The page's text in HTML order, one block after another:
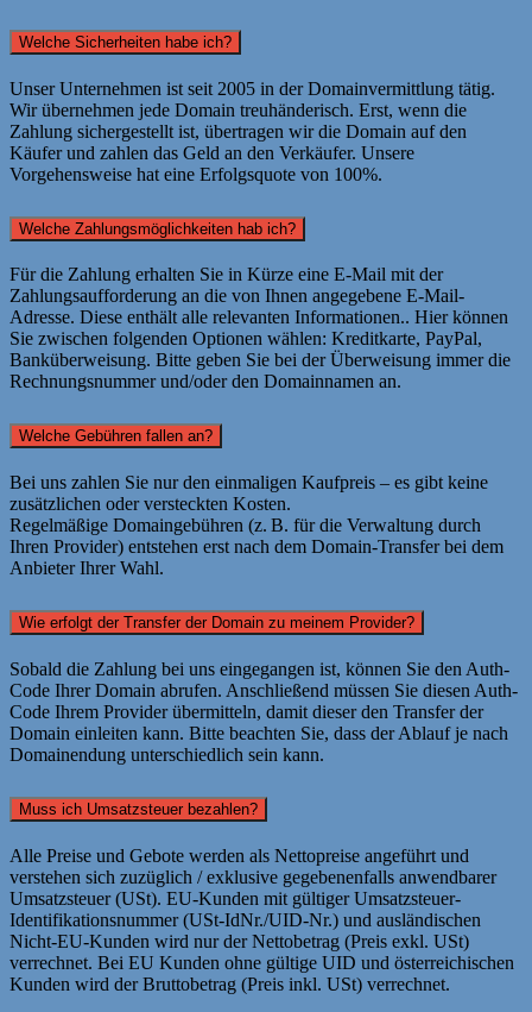
Welche Sicherheiten habe ich?
Unser Unternehmen ist seit 2005 in der Domainvermittlung tätig.
Wir übernehmen jede Domain treuhänderisch. Erst, wenn die
Zahlung sichergestellt ist, übertragen wir die Domain auf den
Käufer und zahlen das Geld an den Verkäufer. Unsere
Vorgehensweise hat eine Erfolgsquote von 100%.
Welche Zahlungsmöglichkeiten hab ich?
Für die Zahlung erhalten Sie in Kürze eine E-Mail mit der
Zahlungsaufforderung an die von Ihnen angegebene E-Mail-
Adresse. Diese enthält alle relevanten Informationen.. Hier können
Sie zwischen folgenden Optionen wählen: Kreditkarte, PayPal,
Banküberweisung. Bitte geben Sie bei der Überweisung immer die
Rechnungsnummer und/oder den Domainnamen an.
Welche Gebühren fallen an?
Bei uns zahlen Sie nur den einmaligen Kaufpreis – es gibt keine
zusätzlichen oder versteckten Kosten.
Regelmäßige Domaingebühren (z. B. für die Verwaltung durch
Ihren Provider) entstehen erst nach dem Domain-Transfer bei dem
Anbieter Ihrer Wahl.
Wie erfolgt der Transfer der Domain zu meinem Provider?
Sobald die Zahlung bei uns eingegangen ist, können Sie den Auth-
Code Ihrer Domain abrufen. Anschließend müssen Sie diesen Auth-
Code Ihrem Provider übermitteln, damit dieser den Transfer der
Domain einleiten kann. Bitte beachten Sie, dass der Ablauf je nach
Domainendung unterschiedlich sein kann.
Muss ich Umsatzsteuer bezahlen?
Alle Preise und Gebote werden als Nettopreise angeführt und
verstehen sich zuzüglich / exklusive gegebenenfalls anwendbarer
Umsatzsteuer (USt). EU-Kunden mit gültiger Umsatzsteuer-
Identifikationsnummer (USt-IdNr./UID-Nr.) und ausländischen
Nicht-EU-Kunden wird nur der Nettobetrag (Preis exkl. USt)
verrechnet. Bei EU Kunden ohne gültige UID und österreichischen
Kunden wird der Bruttobetrag (Preis inkl. USt) verrechnet.